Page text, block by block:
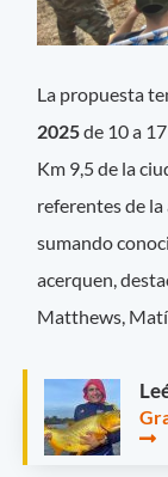
La propuesta
2025de 10 a
Km 9,5 de la
referentes de
sumando
acerquen,
Matthews,